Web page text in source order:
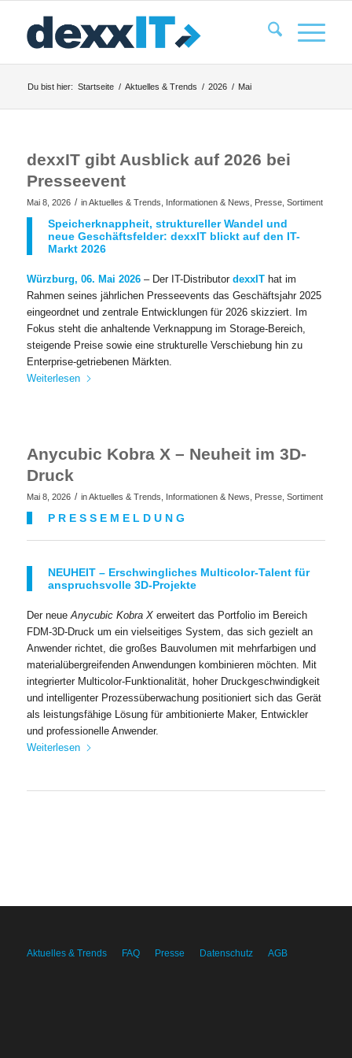
Du bist hier: Startseite / Aktuelles & Trends / 2026 / Mai
dexxIT gibt Ausblick auf 2026 bei
Presseevent
Mai 8, 2026 / inAktuelles & Trends Informationen & News Presse, Sortiment
Speicherknappheit, struktureller Wandel und
neue Geschäftsfelder: dexxIT blickt auf den IT-
Markt 2026
Würzburg, 06. Mai 2026– Der IT-Distributor dexxIThat im
Rahmen seines jährlichen Presseevents das Geschäftsjahr 2025
eingeordnet und zentrale Entwicklungen für 2026 skizziert. Im
Fokus steht die anhaltende Verknappung im Storage-Bereich,
steigende Preise sowie eine strukturelle Verschiebung hin zu
Enterprise-getriebenen Märkten.
Weiterlesen
Anycubic Kobra X – Neuheit im 3D-
Druck
Mai 8, 2026 / inAktuelles & Trends Informationen & News Presse, Sortiment
P R E S S E M E L D U N G
NEUHEIT – Erschwingliches Multicolor-Talent für
anspruchsvolle 3D-Projekte
Der neueAnycubic Kobra Xerweitert das Portfolio im Bereich
FDM‑3D‑Druck um ein vielseitiges System, das sich gezielt an
Anwender richtet, die großes Bauvolumen mit mehrfarbigen und
materialübergreifenden Anwendungen kombinieren möchten. Mit
integrierter Multicolor‑Funktionalität, hoher Druckgeschwindigkeit
und intelligenter Prozessüberwachung positioniert sich das Gerät
als leistungsfähige Lösung für ambitionierte Maker, Entwickler
und professionelle Anwender.
Weiterlesen
Aktuelles & Trends FAQ Presse Datenschutz AGB